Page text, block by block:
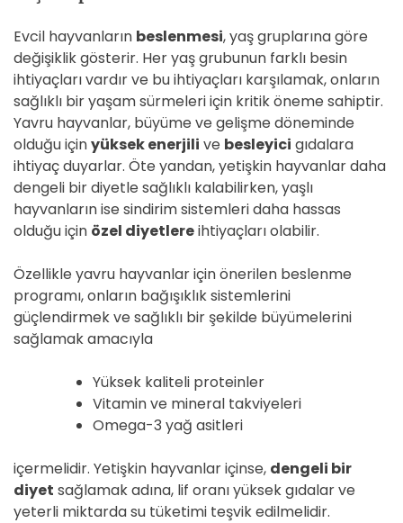
Evcil hayvanların beslenmesi, yaş gruplarına göre
değişiklik gösterir. Her yaş grubunun farklı besin
ihtiyaçları vardır ve bu ihtiyaçları karşılamak, onların
sağlıklı bir yaşam sürmeleri için kritik öneme sahiptir.
Yavru hayvanlar, büyüme ve gelişme döneminde
olduğu içinyüksek enerjili ve besleyici gıdalara
ihtiyaç duyarlar. Öte yandan, yetişkin hayvanlar daha
dengeli bir diyetle sağlıklı kalabilirken, yaşlı
hayvanların ise sindirim sistemleri daha hassas
olduğu için özel diyetlereihtiyaçları olabilir.
Özellikle yavru hayvanlar için önerilen beslenme
programı, onların bağışıklık sistemlerini
güçlendirmek ve sağlıklı bir şekilde büyümelerini
sağlamak amacıyla
Yüksek kaliteli proteinler
Vitamin ve mineral takviyeleri
Omega-3 yağ asitleri
içermelidir. Yetişkin hayvanlar içinse, dengeli bir
diyet sağlamak adına, lif oranı yüksek gıdalar ve
yeterli miktarda su tüketimi teşvik edilmelidir.